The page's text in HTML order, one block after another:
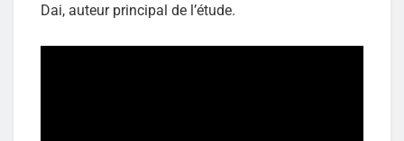
Dai, auteur principal de l’étude.